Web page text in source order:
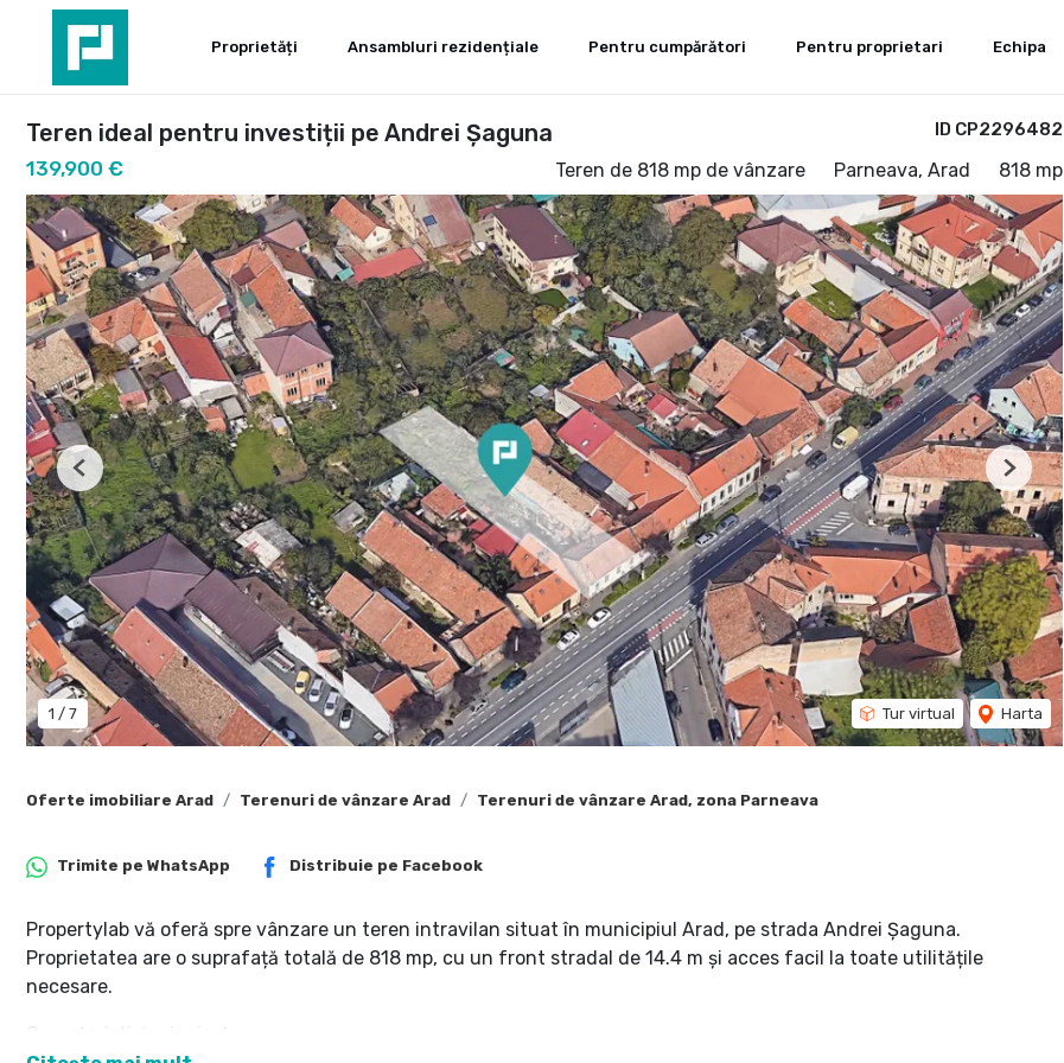
Proprietăți Ansambluri rezidențiale Pentru cumpărători Pentru proprietari Echipa
ID CP2296482
Teren ideal pentru investiții pe Andrei Șaguna
139,900 € Teren de 818 mp de vânzare Parneava, Arad 818 mp
1 / 7 Tur virtual Harta
Previous Next
Oferte imobiliare Arad Terenuri de vânzare Arad Terenuri de vânzare Arad, zona Parneava
Trimite pe WhatsApp Distribuie pe Facebook
Propertylab vă oferă spre vânzare un teren intravilan situat în municipiul Arad, pe strada Andrei Șaguna.
Proprietatea are o suprafață totală de 818 mp, cu un front stradal de 14.4 m și acces facil la toate utilitățile
necesare.